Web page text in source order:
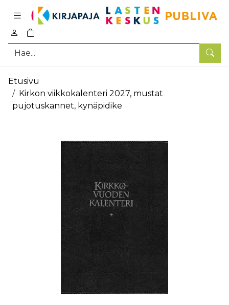
Hae
0
tuotetta ostoskorissa
Pääsisältö
Etusivu
Kirkon viikkokalenteri 2027, mustat
pujotuskannet, kynäpidike